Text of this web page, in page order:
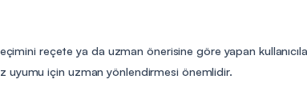
reçete ya da uzman önerisine göre yapan
uyumu için uzman yönlendirmesi önemlidir.